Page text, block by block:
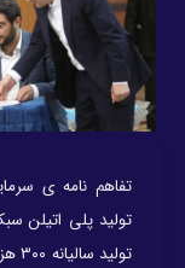
تفاهم نامه ی
تولید پلی اتیلن